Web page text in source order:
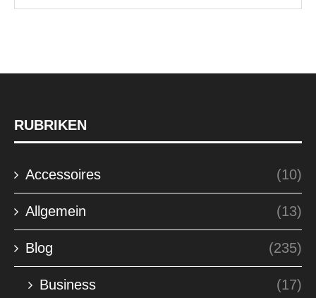
RUBRIKEN
Accessoires (10)
Allgemein (13)
Blog (235)
Business (17)